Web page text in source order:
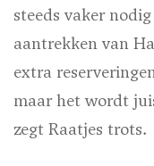
steeds vaker
aantrekken van
extra
maar het wordt
zegt Raatjes trots.